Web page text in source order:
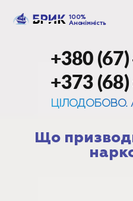
100%
Анонімність
+380
+373
ЦІЛОДОБОВО.
Що